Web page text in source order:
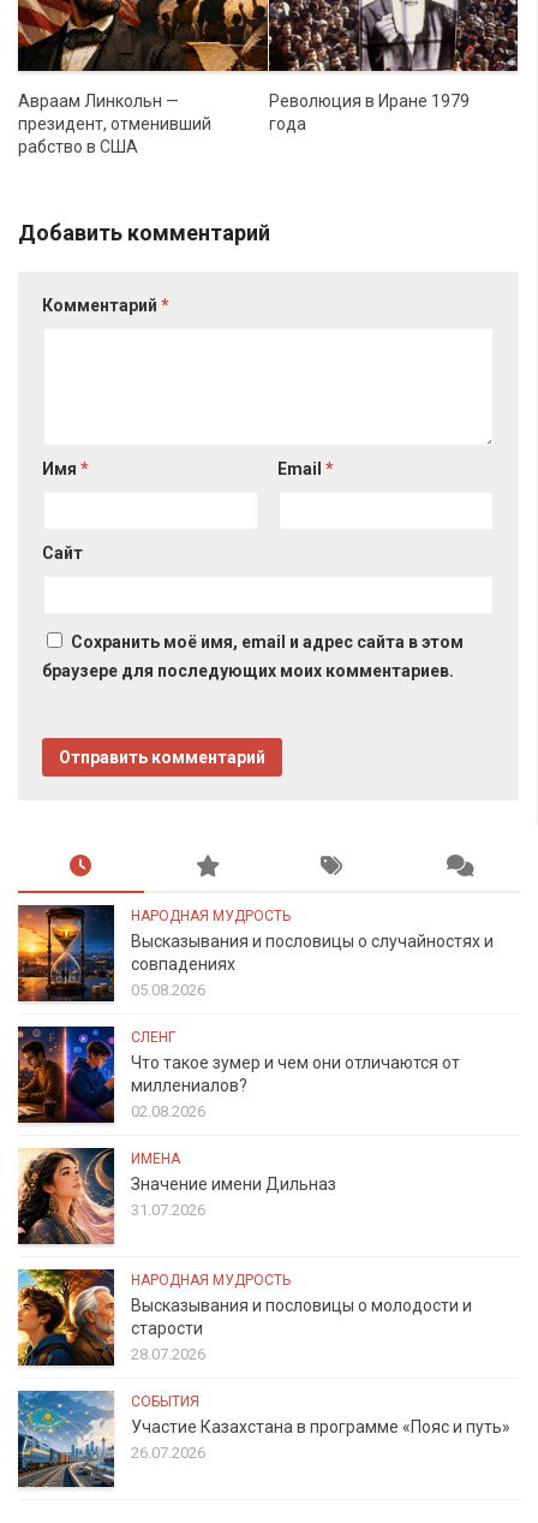
Авраам Линкольн —
президент, отменивший
рабство в США
Революция в Иране 1979
года
Добавить комментарий
Комментарий *
Имя * Email*
Сайт
Сохранить моё имя, email и адрес сайта в этом
браузере для последующих моих комментариев.
НАРОДНАЯ МУДРОСТЬ
Высказывания и пословицы о случайностях и
совпадениях
05.08.2026
СЛЕНГ
Что такое зумер и чем они отличаются от
миллениалов?
02.08.2026
ИМЕНА
Значение имени Дильназ
31.07.2026
НАРОДНАЯ МУДРОСТЬ
Высказывания и пословицы о молодости и
старости
28.07.2026
СОБЫТИЯ
Участие Казахстана в программе «Пояс и путь»
26.07.2026